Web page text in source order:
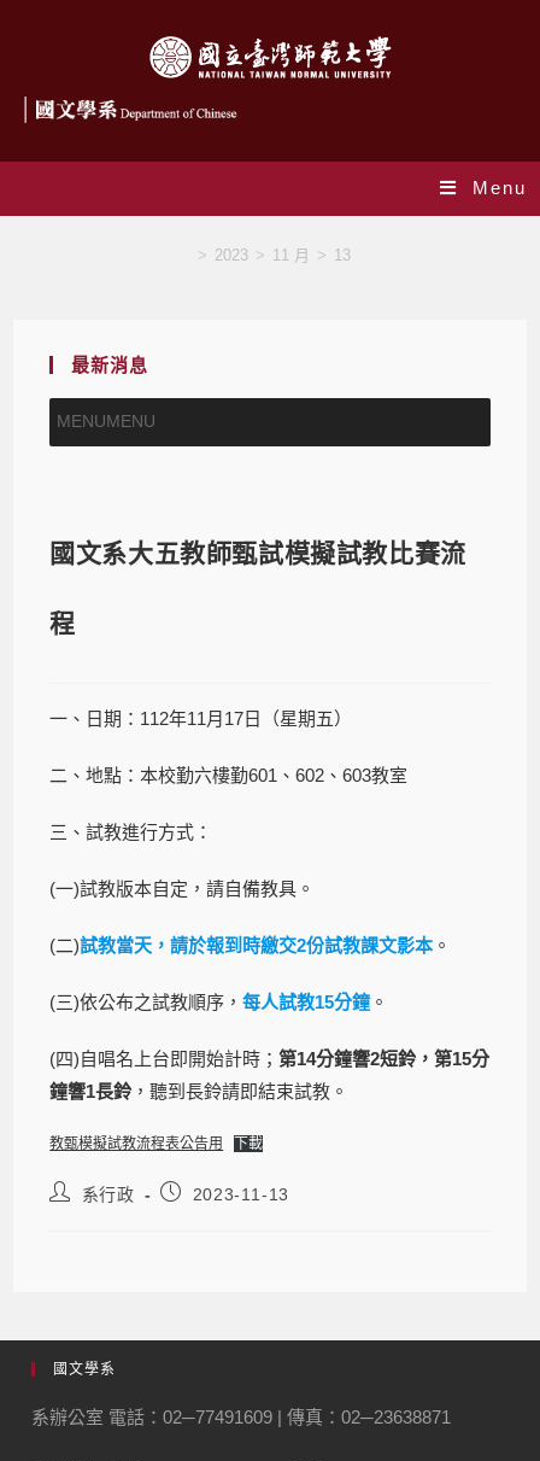
Menu
> 2023 > 11 月 > 13
最新消息
MENUMENU
國文系大五教師甄試模擬試教比賽流
程
一、日期：112年11月17日（星期五）
二、地點：本校勤六樓勤601、602、603教室
三、試教進行方式：
(一)試教版本自定，請自備教具。
(二)試教當天，請於報到時繳交2份試教課文影本 。
(三)依公布之試教順序，每人試教15分鐘。
(四)自唱名上台即開始計時；第14分鐘響2短鈴，第15分
鐘響1長鈴 ，聽到長鈴請即結束試教。
教甄模擬試教流程表公告用 下載
系行政 2023-11-13
國文學系
系辦公室 電話：02─77491609 | 傳真：02─23638871